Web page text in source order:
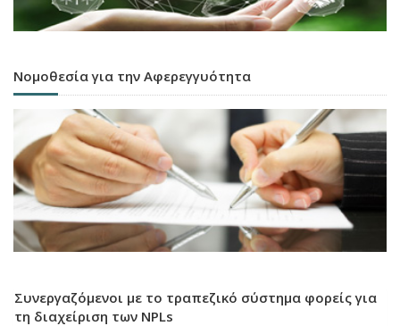
Νομοθεσία για την Αφερεγγυότητα
Συνεργαζόμενοι με το τραπεζικό σύστημα φορείς για
τη διαχείριση των NPLs